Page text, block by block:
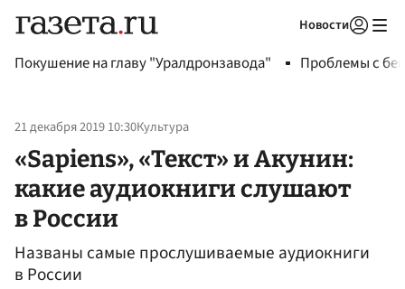
Новости
Покушение на главу "Уралдронзавода" Проблемы с
21 декабря 2019 10:30Культура
«Sapiens», «Текст» и Акунин:
какие аудиокниги слушают
в России
Названы самые прослушиваемые аудиокниги
в России